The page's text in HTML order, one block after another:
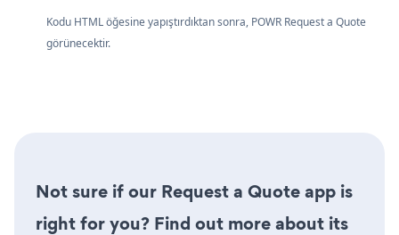
Kodu HTML öğesine yapıştırdıktan sonra, POWR Request a Quote
görünecektir.
Not sure if our Request a Quote app is
right for you? Find out more about its